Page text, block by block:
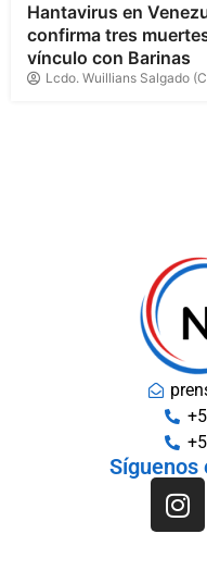
Hantavirus en
confirma tres
vínculo con Barinas
Lcdo. Wuillians Salgado
Síguenos